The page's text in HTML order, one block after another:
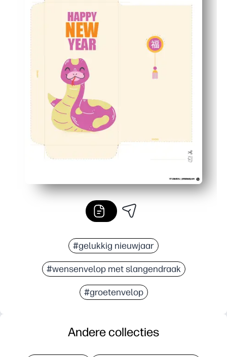
#gelukkig nieuwjaar
#wensenvelop met slangendraak
#groetenvelop
Andere collecties